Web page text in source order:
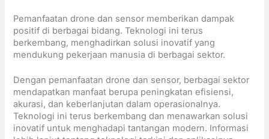
Pemanfaatan drone dan sensor memberikan dampak
positif di berbagai bidang. Teknologi ini terus
berkembang, menghadirkan solusi inovatif yang
mendukung pekerjaan manusia di berbagai sektor.
Dengan pemanfaatan drone dan sensor, berbagai sektor
mendapatkan manfaat berupa peningkatan efisiensi,
akurasi, dan keberlanjutan dalam operasionalnya.
Teknologi ini terus berkembang dan menawarkan solusi
inovatif untuk menghadapi tantangan modern. Informasi